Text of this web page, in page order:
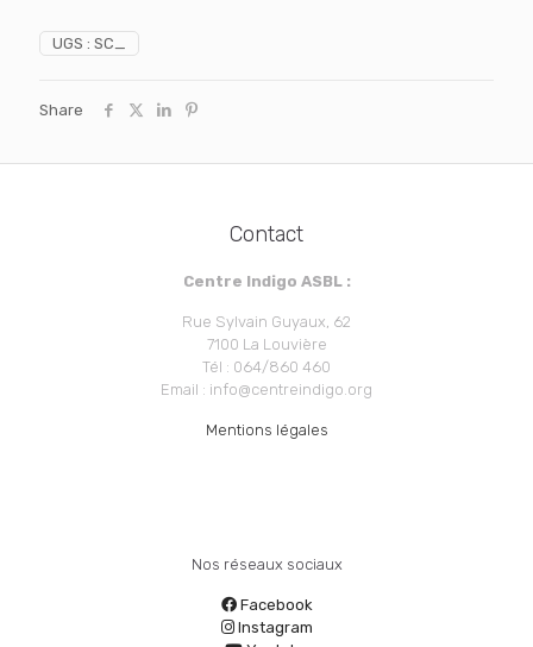
UGS : SC_
Share
Contact
Centre Indigo ASBL :
Rue Sylvain Guyaux, 62
7100 La Louvière
Tél : 064/860 460
Email : info@centreindigo.org
Mentions légales
Nos réseaux sociaux
Facebook
Instagram